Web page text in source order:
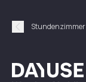
Précédent
Stundenzimmer
Dayuse